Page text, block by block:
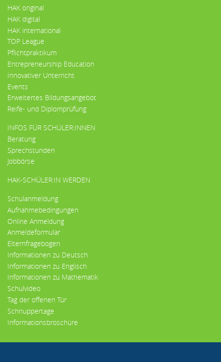
HAK original
HAK digital
HAK international
TOP League
Pflichtpraktikum
Entrepreneurship Education
Innovativer Unterricht
Events
Erweitertes Bildungsangebot
Reife- und Diplomprüfung
INFOS FÜR SCHÜLER:INNEN
Beratung
Sprechstunden
Jobbörse
HAK-SCHÜLER:IN WERDEN
Schulanmeldung
Aufnahmebedingungen
Online Anmeldung
Anmeldeformular
Elternfragebogen
Informationen zu Deutsch
Informationen zu Englisch
Informationen zu Mathematik
Schulvideo
Tag der offenen Tür
Schnuppertage
Informationsbroschüre